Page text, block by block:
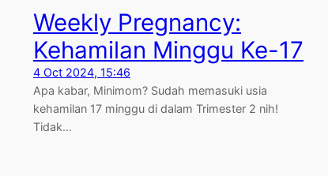
Weekly Pregnancy:
Kehamilan Minggu Ke-17
4 Oct 2024, 15:46
Apa kabar, Minimom? Sudah memasuki usia
kehamilan 17 minggu di dalam Trimester 2 nih!
Tidak…